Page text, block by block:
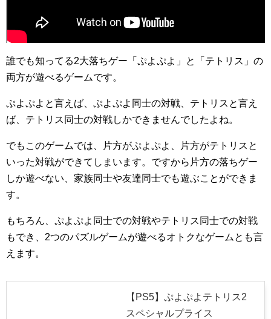
誰でも知ってる2大落ちゲー「ぷよぷよ」と「テトリス」の
両方が遊べるゲームです。
ぷよぷよと言えば、ぷよぷよ同士の対戦、テトリスと言え
ば、テトリス同士の対戦しかできませんでしたよね。
でもこのゲームでは、片方がぷよぷよ、片方がテトリスと
いった対戦ができてしまいます。ですから片方の落ちゲー
しか遊べない、家族同士や友達同士でも遊ぶことができま
す。
もちろん、ぷよぷよ同士での対戦やテトリス同士での対戦
もでき、2つのパズルゲームが遊べるオトクなゲームとも言
えます。
【PS5】ぷよぷよテトリス2
スペシャルプライス